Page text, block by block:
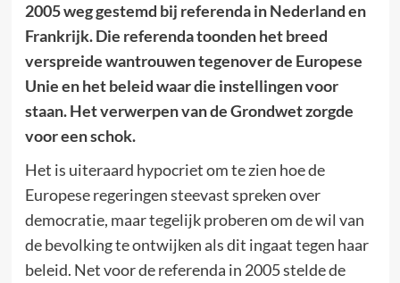
2005 weg gestemd bij referenda in Nederland en
Frankrijk. Die referenda toonden het breed
verspreide wantrouwen tegenover de Europese
Unie en het beleid waar die instellingen voor
staan. Het verwerpen van de Grondwet zorgde
voor een schok.
Het is uiteraard hypocriet om te zien hoe de
Europese regeringen steevast spreken over
democratie, maar tegelijk proberen om de wil van
de bevolking te ontwijken als dit ingaat tegen haar
beleid. Net voor de referenda in 2005 stelde de